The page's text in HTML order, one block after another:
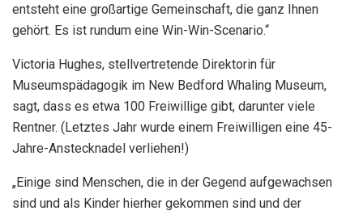
entsteht eine großartige Gemeinschaft, die ganz Ihnen
gehört. Es ist rundum eine Win-Win-Scenario.“
Victoria Hughes, stellvertretende Direktorin für
Museumspädagogik im New Bedford Whaling Museum,
sagt, dass es etwa 100 Freiwillige gibt, darunter viele
Rentner. (Letztes Jahr wurde einem Freiwilligen eine 45-
Jahre-Anstecknadel verliehen!)
„Einige sind Menschen, die in der Gegend aufgewachsen
sind und als Kinder hierher gekommen sind und der